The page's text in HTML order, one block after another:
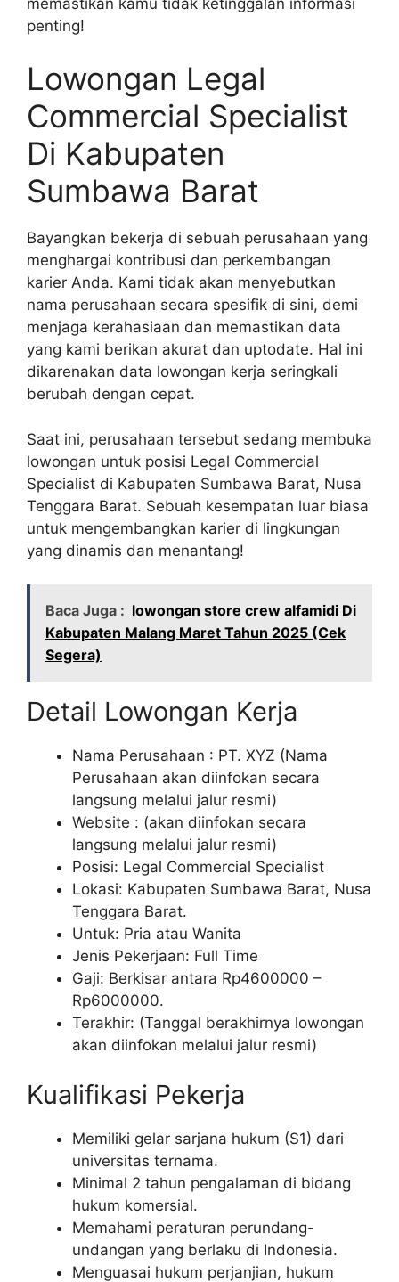
penting!
Lowongan Legal
Commercial Specialist
Di Kabupaten
Sumbawa Barat
Bayangkan bekerja di sebuah perusahaan yang
menghargai kontribusi dan perkembangan
karier Anda. Kami tidak akan menyebutkan
nama perusahaan secara spesifik di sini, demi
menjaga kerahasiaan dan memastikan data
yang kami berikan akurat dan uptodate. Hal ini
dikarenakan data lowongan kerja seringkali
berubah dengan cepat.
Saat ini, perusahaan tersebut sedang membuka
lowongan untuk posisi Legal Commercial
Specialist di Kabupaten Sumbawa Barat, Nusa
Tenggara Barat. Sebuah kesempatan luar biasa
untuk mengembangkan karier di lingkungan
yang dinamis dan menantang!
Baca Juga : lowongan store crew alfamidi Di
Kabupaten Malang Maret Tahun 2025 (Cek
Segera)
Detail Lowongan Kerja
Nama Perusahaan : PT. XYZ (Nama
Perusahaan akan diinfokan secara
langsung melalui jalur resmi)
Website : (akan diinfokan secara
langsung melalui jalur resmi)
Posisi: Legal Commercial Specialist
Lokasi: Kabupaten Sumbawa Barat, Nusa
Tenggara Barat.
Untuk: Pria atau Wanita
Jenis Pekerjaan: Full Time
Gaji: Berkisar antara Rp4600000 –
Rp6000000.
Terakhir: (Tanggal berakhirnya lowongan
akan diinfokan melalui jalur resmi)
Kualifikasi Pekerja
Memiliki gelar sarjana hukum (S1) dari
universitas ternama.
Minimal 2 tahun pengalaman di bidang
hukum komersial.
Memahami peraturan perundang-
undangan yang berlaku di Indonesia.
Menguasai hukum perjanjian, hukum